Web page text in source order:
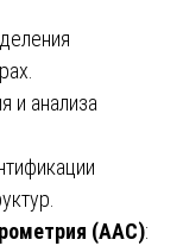
и анализа
(ААС):